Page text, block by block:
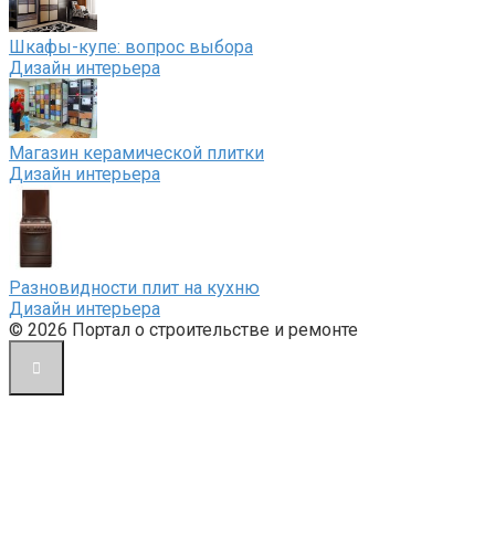
Шкафы-купе: вопрос выбора
Дизайн интерьера
Магазин керамической плитки
Дизайн интерьера
Разновидности плит на кухню
Дизайн интерьера
© 2026 Портал о строительстве и ремонте